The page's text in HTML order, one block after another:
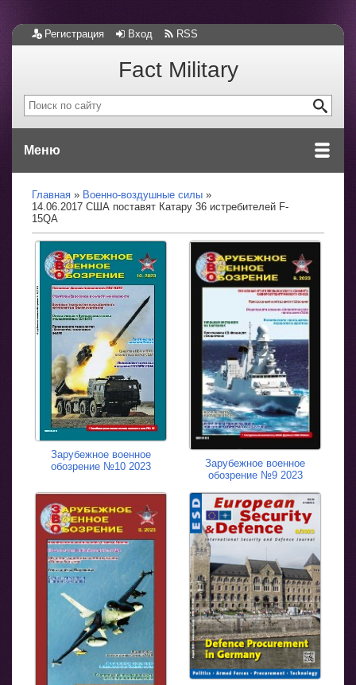
Регистрация Вход RSS
Fact Military
Меню
Главная
Военно-воздушные силы
14.06.2017 США поставят Катару 36 истребителей F-
15QA
Зарубежное военное
обозрение №10 2023
Зарубежное военное
обозрение №9 2023